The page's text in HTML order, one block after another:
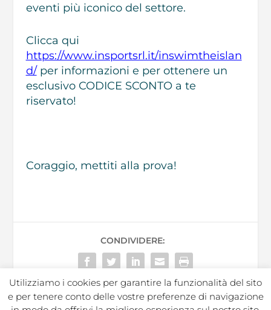
eventi più iconico del settore.
Clicca qui
https://www.insportsrl.it/inswimtheislan
d/per informazioni e per ottenere un
esclusivo CODICE SCONTO a te
riservato!
Coraggio, mettiti alla prova!
CONDIVIDERE:
Utilizziamo i cookies per garantire la funzionalità del sito
e per tenere conto delle vostre preferenze di navigazione